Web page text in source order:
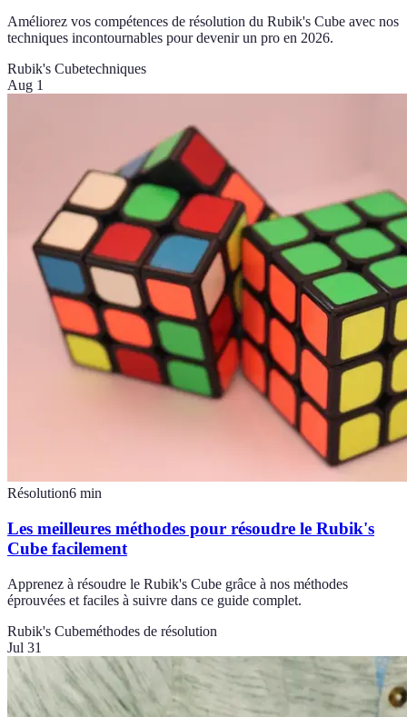
Améliorez vos compétences de résolution du Rubik's Cube avec nos
techniques incontournables pour devenir un pro en 2026.
Rubik's Cubetechniques
Aug 1
Résolution6 min
Les meilleures méthodes pour résoudre le Rubik's
Cube facilement
Apprenez à résoudre le Rubik's Cube grâce à nos méthodes
éprouvées et faciles à suivre dans ce guide complet.
Rubik's Cubeméthodes de résolution
Jul 31